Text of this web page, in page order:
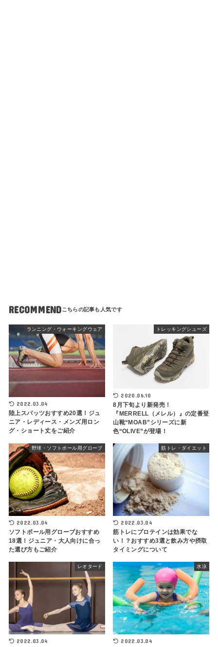
RECOMMEND
ランニング・ウォーキングウェア
2022.03.04
陸上スパッツおすすめ20選！ジュ
ニア・レディース・メンズ用ロン
グ・ショート丈をご紹介
トレッキングシューズ
2020.06.10
8月下旬より新発売！
『MERRELL（メレル）』の定番登
山靴“MOAB”シリーズに新
色“OLIVE”が登場！
野球・ソフトボール用グローブ
2022.03.04
ソフトボール用グローブおすすめ
18選！ジュニア・大人向けに合っ
た選び方もご紹介
筋トレ・ダイエット
2022.03.04
筋トレにプロテインは効果でな
い！？おすすめ3選と飲み方や摂取
タイミングについて
レオタード
2022.03.04
水泳
2022.03.04